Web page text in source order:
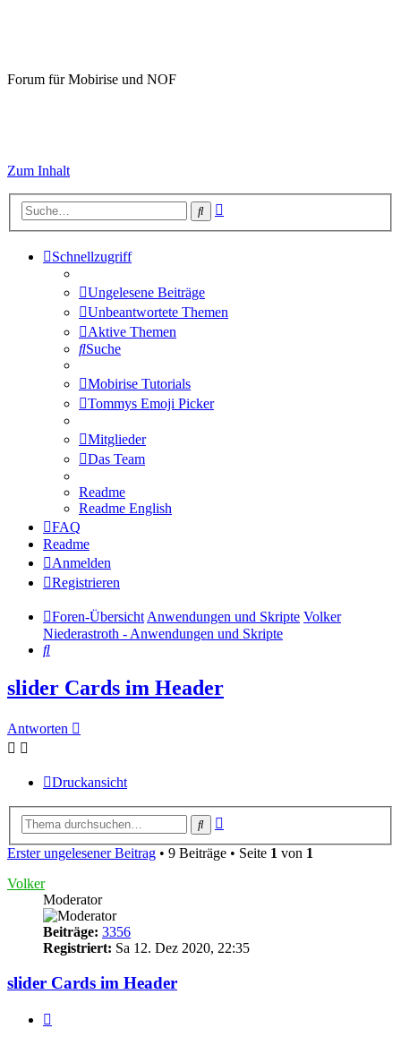
Forum für Mobirise und NOF
Zum Inhalt
Suche
Schnellzugriff
Ungelesene Beiträge
Unbeantwortete Themen
Aktive Themen
Suche
Mobirise Tutorials
Tommys Emoji Picker
Mitglieder
Das Team
Readme
Readme English
FAQ
Readme
Anmelden
Registrieren
Foren-ÜbersichtAnwendungen und Skripte Volker
Niederastroth - Anwendungen und Skripte
Suche
slider Cards im Header
Antworten
Druckansicht
Suche
Erster ungelesener Beitrag • 9 Beiträge • Seite 1 von 1
Volker
Moderator
Beiträge: 3356
Registriert: Sa 12. Dez 2020, 22:35
slider Cards im Header